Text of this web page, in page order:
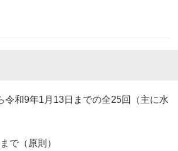
令和9年1月13日までの全25回（主に水
で（原則）